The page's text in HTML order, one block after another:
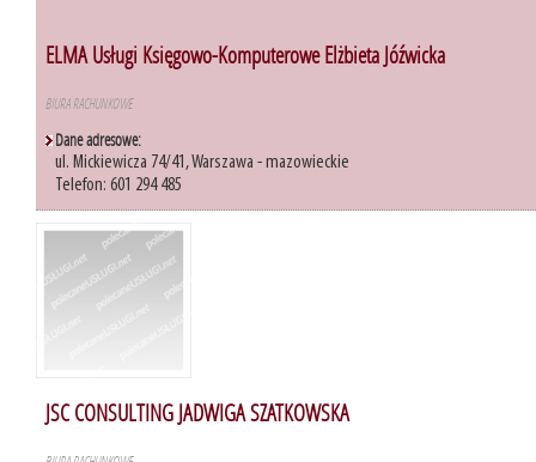
ELMA Usługi Księgowo-Komputerowe Elżbieta Jóźwicka
BIURA RACHUNKOWE
Dane adresowe:
ul. Mickiewicza 74/41, Warszawa - mazowieckie
Telefon: 601 294 485
JSC CONSULTING JADWIGA SZATKOWSKA